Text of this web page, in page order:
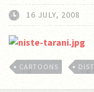
16 JULY, 2008
CARTOONS